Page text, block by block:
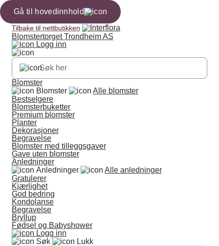
Gå til hovedinnhold
Tilbake til nettbutikken
Blomstertorget Trondheim AS
Logg inn
Blomster
Blomster
Alle blomster
Bestselgere
Blomsterbuketter
Premium blomster
Planter
Dekorasjoner
Begravelse
Blomster med tilleggsgaver
Gave uten blomster
Anledninger
Anledninger
Alle anledninger
Gratulerer
Kjærlighet
God bedring
Kondolanse
Begravelse
Bryllup
Fødsel og Babyshower
Logg inn
Søk
Lukk